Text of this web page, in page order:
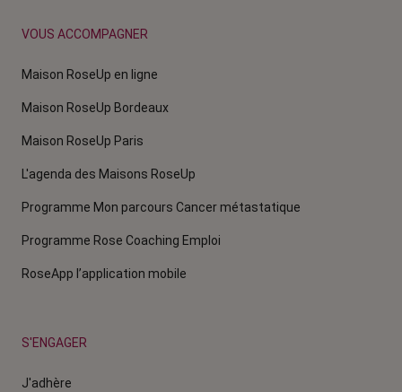
VOUS ACCOMPAGNER
Maison RoseUp en ligne
Maison RoseUp Bordeaux
Maison RoseUp Paris
L'agenda des Maisons RoseUp
Programme Mon parcours Cancer métastatique
Programme Rose Coaching Emploi
RoseApp l’application mobile
S'ENGAGER
J'adhère